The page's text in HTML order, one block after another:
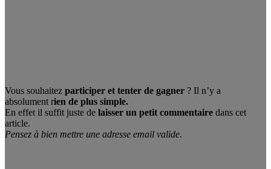
Vous souhaitez participer et tenter de gagner ? Il n’y a
absolument rien de plus simple.
En effet il suffit juste de laisser un petit commentaire dans cet
article.
Pensez à bien mettre une adresse email valide.